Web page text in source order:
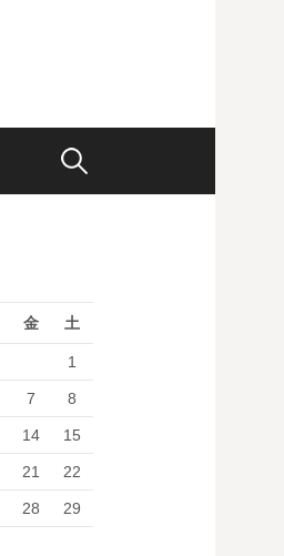
検
金 土
1
7 8
14 15
21 22
28 29